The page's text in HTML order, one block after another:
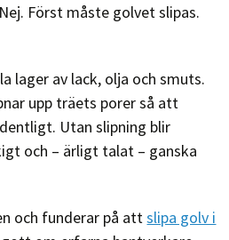
Först måste golvet slipas.
lager av lack, olja och smuts.
upp träets porer så att
Utan slipning blir
och – ärligt talat – ganska
och funderar på attslipa golv i